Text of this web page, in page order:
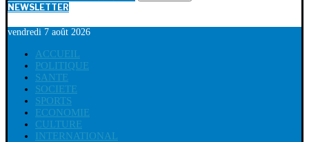
NEWSLETTER
vendredi 7 août 2026
ACCUEIL
POLITIQUE
SANTE
SOCIETE
SPORTS
ECONOMIE
CULTURE
INTERNATIONAL